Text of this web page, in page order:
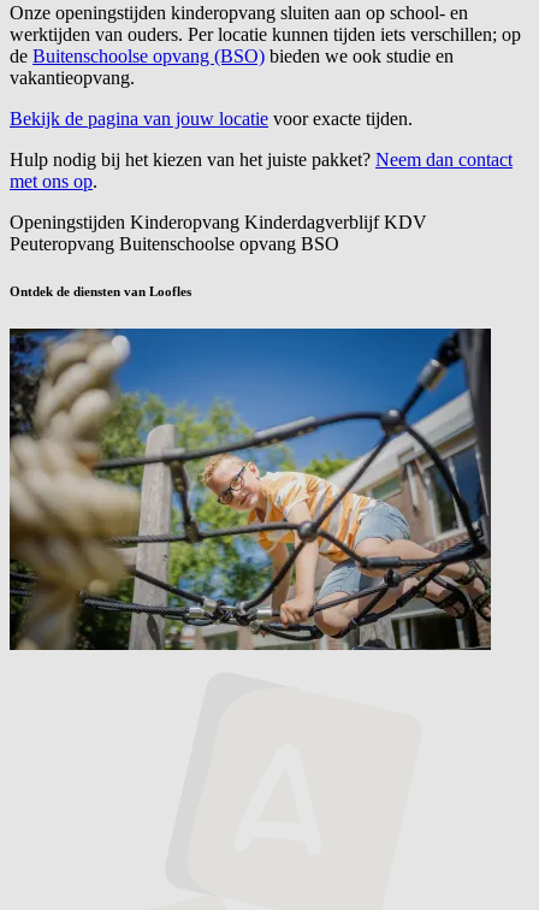
Onze openingstijden kinderopvang sluiten aan op school- en
werktijden van ouders. Per locatie kunnen tijden iets verschillen; op
de Buitenschoolse opvang (BSO) bieden we ook studie en
vakantieopvang.
Bekijk de pagina van jouw locatie voor exacte tijden.
Hulp nodig bij het kiezen van het juiste pakket? Neem dan contact
met ons op.
Openingstijden Kinderopvang KinderdagverblijfKDV
Peuteropvang Buitenschoolse opvang BSO
Ontdek de diensten van Loofles